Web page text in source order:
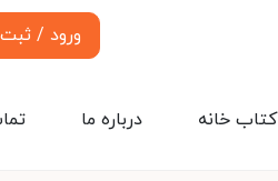
ورود /
درباره ما کتاب خانه